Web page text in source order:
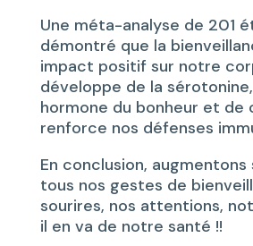
Une méta-analyse de 201
démontré que la
impact positif sur notre
développe de la
hormone du bonheur et de
renforce nos défenses
En conclusion,
tous nos gestes de
sourires, nos attentions,
il en va de notre santé !!